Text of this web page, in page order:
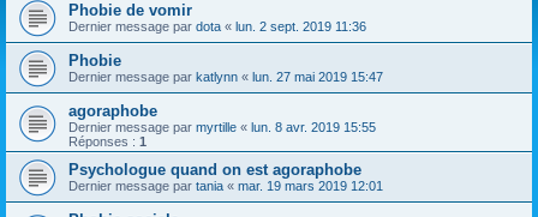
r
Phobie de vomir
Dernier message par dota « lun. 2 sept. 2019 11:36
Phobie
Dernier message par katlynn « lun. 27 mai 2019 15:47
agoraphobe
Dernier message par myrtille « lun. 8 avr. 2019 15:55
Réponses : 1
Psychologue quand on est agoraphobe
Dernier message par tania « mar. 19 mars 2019 12:01